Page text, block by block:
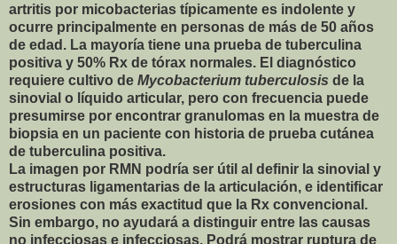
artritis por micobacterias típicamente es indolente y
ocurre principalmente en personas de más de 50 años
de edad. La mayoría tiene una prueba de tuberculina
positiva y 50% Rx de tórax normales. El diagnóstico
requiere cultivo de Mycobacterium tuberculosis de la
sinovial o líquido articular, pero con frecuencia puede
presumirse por encontrar granulomas en la muestra de
biopsia en un paciente con historia de prueba cutánea
de tuberculina positiva.
La imagen por RMN podría ser útil al definir la sinovial y
estructuras ligamentarias de la articulación, e identificar
erosiones con más exactitud que la Rx convencional.
Sin embargo, no ayudará a distinguir entre las causas
no infecciosas e infecciosas. Podrá mostrar ruptura de